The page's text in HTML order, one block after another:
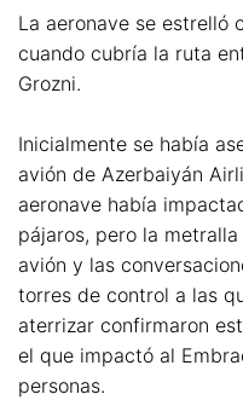
La aeronave se estrelló
cuando cubría la ruta
Grozni.
Inicialmente se había
avión de Azerbaiyán
aeronave había
pájaros, pero la
avión y las
torres de control a las
aterrizar confirmaron
el que impactó al
personas.